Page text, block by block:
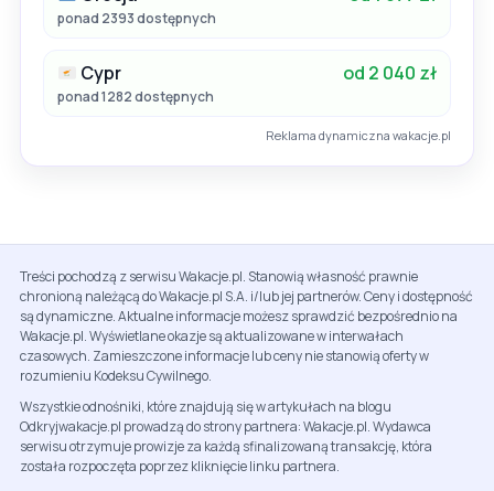
ponad 2393 dostępnych
Cypr od 2 040 zł
ponad 1282 dostępnych
Reklama dynamiczna wakacje.pl
Treści pochodzą z serwisu Wakacje.pl. Stanowią własność prawnie
chronioną należącą do Wakacje.pl S.A. i/lub jej partnerów. Ceny i dostępność
są dynamiczne. Aktualne informacje możesz sprawdzić bezpośrednio na
Wakacje.pl. Wyświetlane okazje są aktualizowane w interwałach
czasowych. Zamieszczone informacje lub ceny nie stanowią oferty w
rozumieniu Kodeksu Cywilnego.
Wszystkie odnośniki, które znajdują się w artykułach na blogu
Odkryjwakacje.pl prowadzą do strony partnera: Wakacje.pl. Wydawca
serwisu otrzymuje prowizje za każdą sfinalizowaną transakcję, która
została rozpoczęta poprzez kliknięcie linku partnera.